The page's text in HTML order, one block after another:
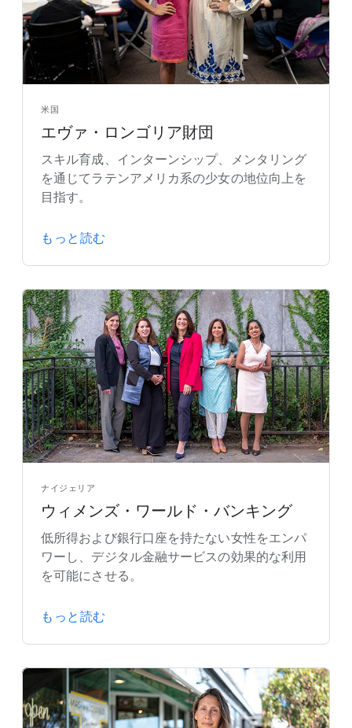
米国
エヴァ・ロンゴリア財団
スキル育成、インターンシップ、メンタリング
を通じてラテンアメリカ系の少女の地位向上を
目指す。
もっと読む
ナイジェリア
ウィメンズ・ワールド・バンキング
低所得および銀行口座を持たない女性をエンパ
ワーし、デジタル金融サービスの効果的な利用
を可能にさせる。
もっと読む